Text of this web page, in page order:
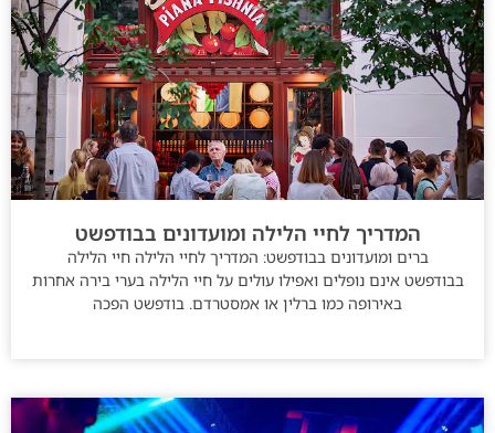
המדריך לחיי הלילה ומועדונים בבודפשט
ברים ומועדונים בבודפשט: המדריך לחיי הלילה חיי הלילה
בבודפשט אינם נופלים ואפילו עולים על חיי הלילה בערי בירה אחרות
באירופה כמו ברלין או אמסטרדם. בודפשט הפכה